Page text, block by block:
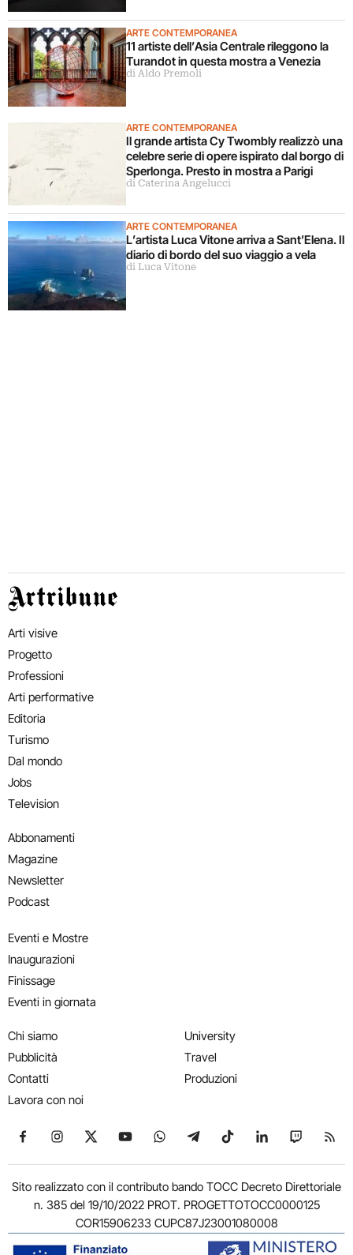
ARTE CONTEMPORANEA
11 artiste dell’Asia Centrale rileggono la
Turandot in questa mostra a Venezia
di Aldo Premoli
ARTE CONTEMPORANEA
Il grande artista Cy Twombly realizzò una
celebre serie di opere ispirato dal borgo di
Sperlonga. Presto in mostra a Parigi
di Caterina Angelucci
ARTE CONTEMPORANEA
L’artista Luca Vitone arriva a Sant’Elena. Il
diario di bordo del suo viaggio a vela
di Luca Vitone
Artribune
Arti visive
Progetto
Professioni
Arti performative
Editoria
Turismo
Dal mondo
Jobs
Television
Abbonamenti
Magazine
Newsletter
Podcast
Eventi e Mostre
Inaugurazioni
Finissage
Eventi in giornata
Chi siamo
Pubblicità
Contatti
Lavora con noi
University
Travel
Produzioni
Seguici su Facebook
Seguici su Instagram
Seguici su X
Seguici su YouTube
Seguici su WhatsApp
Seguici su Telegram
Seguici su TikTok
Seguici su
Seguici
Sito realizzato con il contributo bando TOCC Decreto Direttoriale
n. 385 del 19/10/2022 PROT. PROGETTOTOCC0000125
COR15906233 CUPC87J23001080008